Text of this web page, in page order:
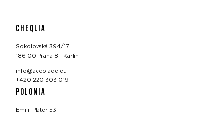
CHEQUIA
Sokolovská 394/17
186 00 Praha 8 - Karlín
info@accolade.eu
+420 220 303 019
POLONIA
Emilii Plater 53